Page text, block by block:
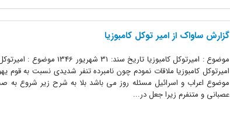
گزارش ساواک از امیر توکل کامبوزیا
امیرتوکل کامبوزیا ملاقات نمودم چون نامبرده تنفر شدیدی نسبت به
موضوع اعراب و اسرائیل مسئله روز می باشد بلا به شرح زیر شروع به
عصبانی و متنفرم زیرا جعل در...